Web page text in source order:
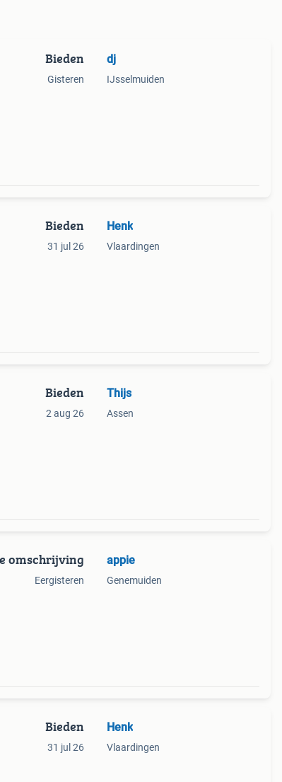
Bieden
Gisteren
dj
IJsselmuiden
Bieden
31 jul 26
Henk
Vlaardingen
Bieden
2 aug 26
Thijs
Assen
omschrijving
Eergisteren
appie
Genemuiden
Bieden
31 jul 26
Henk
Vlaardingen